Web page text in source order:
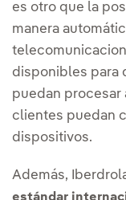
es otro que la
manera
disponibles para
puedan procesar
clientes puedan
dispositivos.
Además,